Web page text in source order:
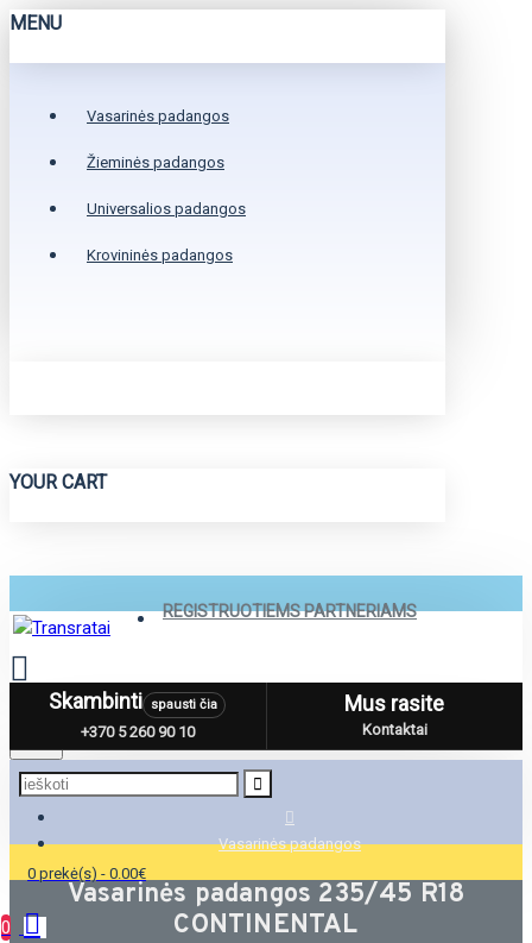
MENU
Vasarinės padangos
Žieminės padangos
Universalios padangos
Krovininės padangos
YOUR CART
REGISTRUOTIEMS PARTNERIAMS
Menu
0 prekė(s) - 0.00€
0
Skambinti spausti čia
+370 5 260 90 10
Mus rasite
Kontaktai
Vasarinės padangos
Vasarinės padangos 235/45 R18
CONTINENTAL